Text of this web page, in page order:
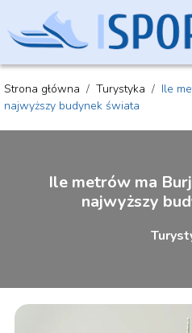
Strona główna / Turystyka / Ile
najwyższy budynek świata
Ile metrów ma
najwyższy